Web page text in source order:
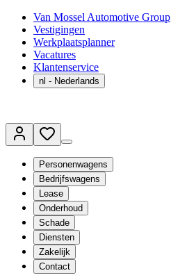
Van Mossel Automotive Group
Vestigingen
Werkplaatsplanner
Vacatures
Klantenservice
nl - Nederlands
Personenwagens
Bedrijfswagens
Lease
Onderhoud
Schade
Diensten
Zakelijk
Contact